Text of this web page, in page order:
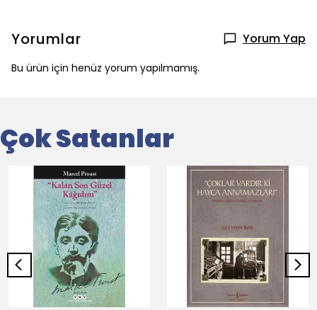
Yorumlar Yorum Yap
Bu ürün için henüz yorum yapılmamış.
Çok Satanlar